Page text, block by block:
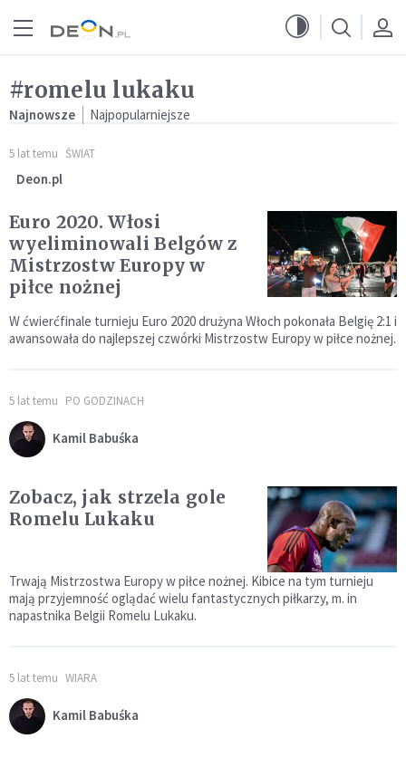
#romelu lukaku
Najnowsze Najpopularniejsze
5 lat temu ŚWIAT
Deon.pl
Euro 2020. Włosi
wyeliminowali Belgów z
Mistrzostw Europy w
piłce nożnej
W ćwierćfinale turnieju Euro 2020 drużyna Włoch pokonała Belgię 2:1 i
awansowała do najlepszej czwórki Mistrzostw Europy w piłce nożnej.
5 lat temu PO GODZINACH
Kamil Babuśka
Zobacz, jak strzela gole
Romelu Lukaku
Trwają Mistrzostwa Europy w piłce nożnej. Kibice na tym turnieju
mają przyjemność oglądać wielu fantastycznych piłkarzy, m. in
napastnika Belgii Romelu Lukaku.
5 lat temu WIARA
Kamil Babuśka